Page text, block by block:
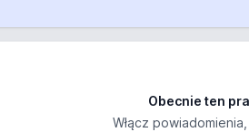
Obecnie ten
Włącz